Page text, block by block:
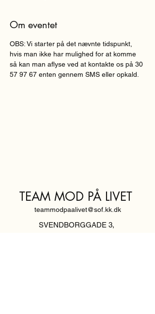
Om eventet
OBS: Vi starter på det nævnte tidspunkt,
hvis man ikke har mulighed for at komme
så kan man aflyse ved at kontakte os på 30
57 97 67 enten gennem SMS eller opkald.
TEAM MOD PÅ LIVET
teammodpaalivet@sof.kk.dk
SVENDBORGGADE 3,